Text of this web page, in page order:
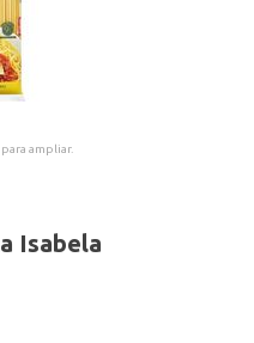
ampliar.
Isabela